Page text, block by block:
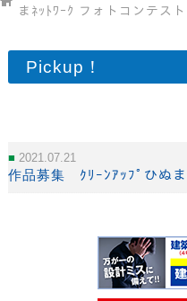
まﾈｯﾄﾜｰｸ フォトコンテス
Pickup！
2021.07.21
作品募集 ｸﾘｰﾝｱｯﾌﾟひぬ